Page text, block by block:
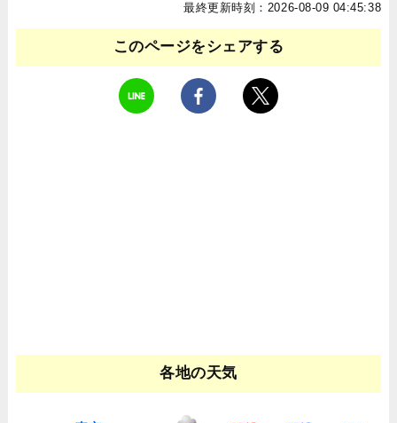
最終更新時刻：2026-08-09 04:45:38
このページをシェアする
各地の天気